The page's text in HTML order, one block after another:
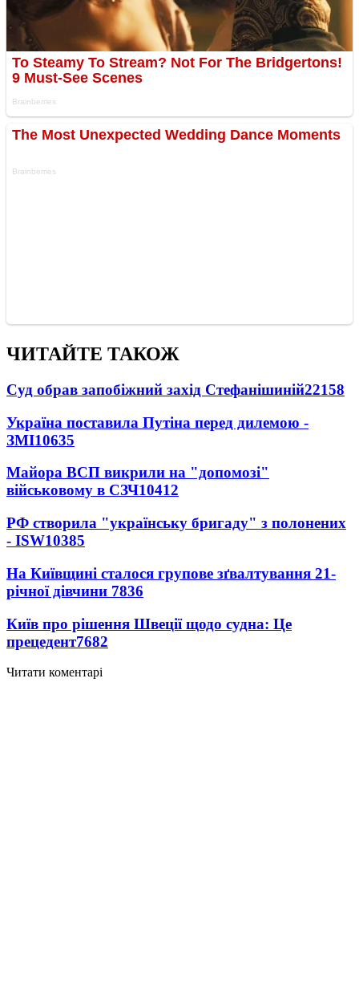
ЧИТАЙТЕ ТАКОЖ
Суд обрав запобіжний захід Стефанішиній22158
Україна поставила Путіна перед дилемою -
ЗМІ10635
Майора ВСП викрили на "допомозі"
військовому в СЗЧ10412
РФ створила "українську бригаду" з полонених
- ISW10385
На Київщині сталося групове зґвалтування 21-
річної дівчини 7836
Київ про рішення Швеції щодо судна: Це
прецедент7682
Читати коментарі